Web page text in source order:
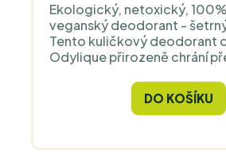
Ekologický, netoxický,
veganský deodorant -
Tento kuličkový deodorant
Odylique přirozeně chrání
účinku, aniž by ucpával póry
nezbytnému pocení.DO KOŠÍKU